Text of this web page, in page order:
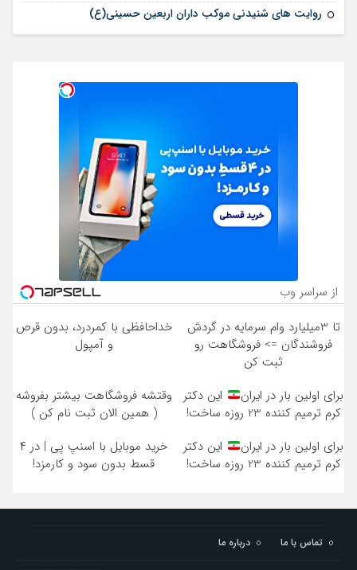
روایت های شنیدنی موکب داران اربعین حسینی(ع)
از سراسر وب
تا 3میلیارد وام سرمایه در گردش
فروشندگان => فروشگاهت رو
ثبت کن
خداحافظی با کمردرد، بدون قرص
و آمپول
برای اولین بار در ایران
این دکتر
کرم ترمیم کننده 23 روزه ساخت!
وقتشه فروشگاهت بیشتر بفروشه
( همین الان ثبت نام کن )
برای اولین بار در ایران
این دکتر
کرم ترمیم کننده 23 روزه ساخت!
خرید موبایل با اسنپ پی | در ۴
قسط بدون سود و کارمزد!
تماس با ما درباره ما